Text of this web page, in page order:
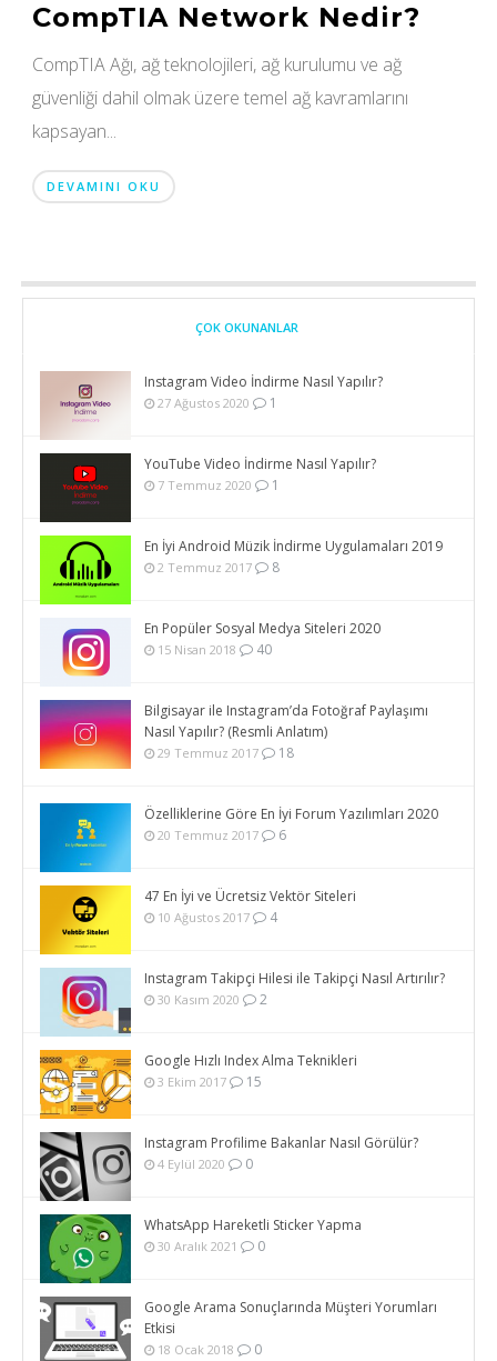
CompTIA Network Nedir?
CompTIA Ağı, ağ teknolojileri, ağ kurulumu ve ağ
güvenliği dahil olmak üzere temel ağ kavramlarını
kapsayan...
DEVAMINI OKU
ÇOK OKUNANLAR
Instagram Video İndirme Nasıl Yapılır?
27 Ağustos 2020 1
YouTube Video İndirme Nasıl Yapılır?
7 Temmuz 2020 1
En İyi Android Müzik İndirme Uygulamaları 2019
2 Temmuz 2017 8
En Popüler Sosyal Medya Siteleri 2020
15 Nisan 2018 40
Bilgisayar ile Instagram’da Fotoğraf Paylaşımı
Nasıl Yapılır? (Resmli Anlatım)
29 Temmuz 2017 18
Özelliklerine Göre En İyi Forum Yazılımları 2020
20 Temmuz 2017 6
47 En İyi ve Ücretsiz Vektör Siteleri
10 Ağustos 2017 4
Instagram Takipçi Hilesi ile Takipçi Nasıl Artırılır?
30 Kasım 2020 2
Google Hızlı Index Alma Teknikleri
3 Ekim 2017 15
Instagram Profilime Bakanlar Nasıl Görülür?
4 Eylül 2020 0
WhatsApp Hareketli Sticker Yapma
30 Aralık 2021 0
Google Arama Sonuçlarında Müşteri Yorumları
Etkisi
18 Ocak 2018 0